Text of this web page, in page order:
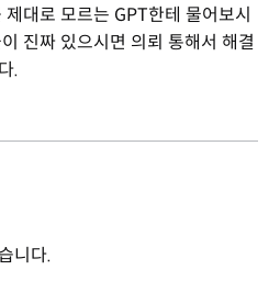
대로 모르는 GPT한테 물어보시
진짜 있으시면 의뢰 통해서 해결
.
니다.